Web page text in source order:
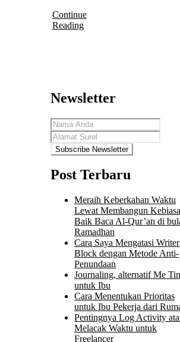
Continue
Reading
Newsletter
Post Terbaru
Meraih Keberkahan Waktu
Lewat Membangun
Baik Baca Al-Qur’an di
Ramadhan
Cara Saya Mengatasi
Block dengan Metode Anti-
Penundaan
Journaling, alternatif Me
untuk Ibu
Cara Menentukan Prioritas
untuk Ibu Pekerja dari
Pentingnya Log Activity
Melacak Waktu untuk
Freelancer